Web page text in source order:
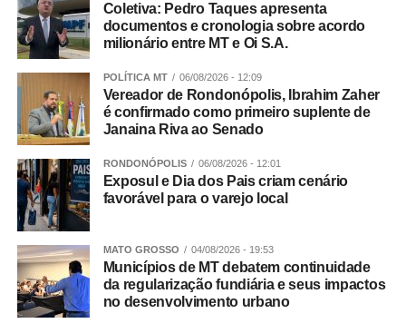
Coletiva: Pedro Taques apresenta
documentos e cronologia sobre acordo
milionário entre MT e Oi S.A.
POLÍTICA MT 06/08/2026 - 12:09
Vereador de Rondonópolis, Ibrahim Zaher
é confirmado como primeiro suplente de
Janaina Riva ao Senado
RONDONÓPOLIS 06/08/2026 - 12:01
Exposul e Dia dos Pais criam cenário
favorável para o varejo local
MATO GROSSO 04/08/2026 - 19:53
Municípios de MT debatem continuidade
da regularização fundiária e seus impactos
no desenvolvimento urbano